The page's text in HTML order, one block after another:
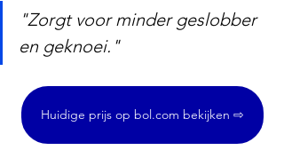
"Zorgt voor minder geslobber
en geknoei."
Huidige prijs op bol.com bekijken ⇨